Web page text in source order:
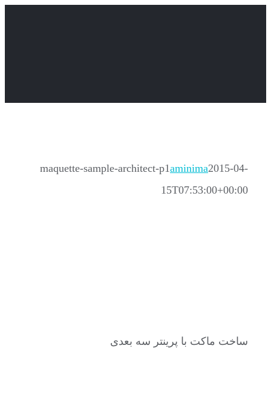
maquette-sample-architect-p1aminima2015-04-
15T07:53:00+00:00
ساخت ماکت با پرینتر سه بعدی